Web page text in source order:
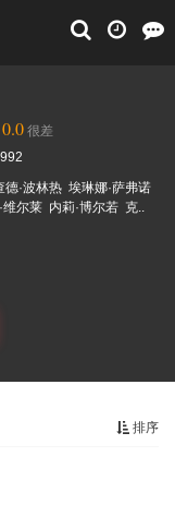
0.0 很差
德·波林热 埃琳娜·萨弗诺
维尔莱 内莉·博尔若 克..
排序